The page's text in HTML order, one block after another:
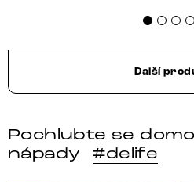
Další
Pochlubte se
nápady
#delife